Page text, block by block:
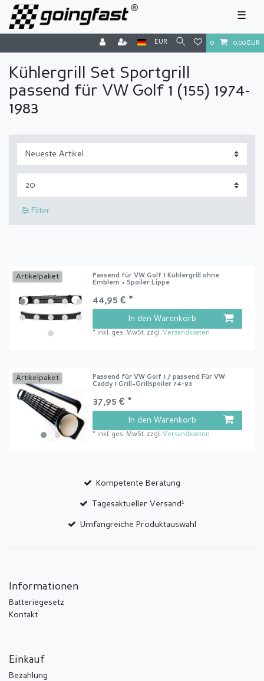
☰
EUR 0 0,00 EUR
Kühlergrill Set Sportgrill
passend für VW Golf 1 (155) 1974-
1983
Filter
Artikelpaket
Passend für VW Golf 1 Kühlergrill ohne
Emblem + Spoiler Lippe
44,95 € *
In den Warenkorb
* inkl. ges. MwSt. zzgl. Versandkosten
Artikelpaket
Passend für VW Golf 1 / passend Für VW
Caddy 1 Grill+Grillspoiler 74-93
37,95 € *
In den Warenkorb
* inkl. ges. MwSt. zzgl. Versandkosten
Kompetente Beratung
Tagesaktueller Versand¹
Umfangreiche Produktauswahl
Informationen
Batteriegesetz
Kontakt
Einkauf
Bezahlung